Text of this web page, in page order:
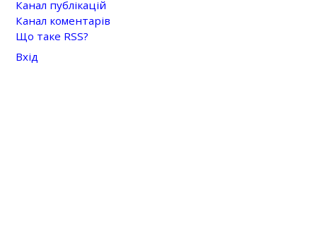
Канал публікацій
Канал коментарів
Що таке RSS?
Вхід